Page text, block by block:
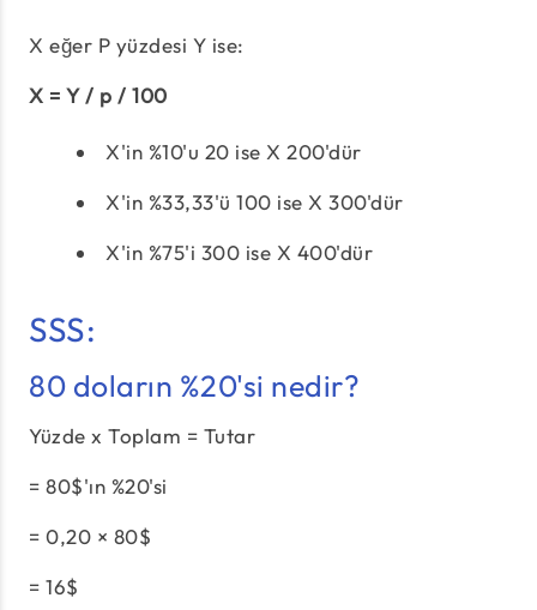
X eğer P yüzdesi Y ise:
X = Y / p / 100
X'in %10'u 20 ise X 200'dür
X'in %33,33'ü 100 ise X 300'dür
X'in %75'i 300 ise X 400'dür
SSS:
80 doların %20'si nedir?
Yüzde x Toplam = Tutar
= 80$'ın %20'si
= 0,20 × 80$
= 16$